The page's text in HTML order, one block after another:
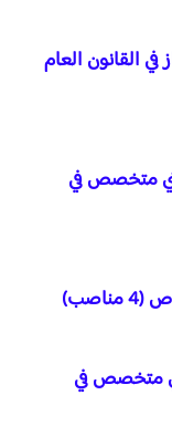
القانون العام
متخصص في
متخصص في